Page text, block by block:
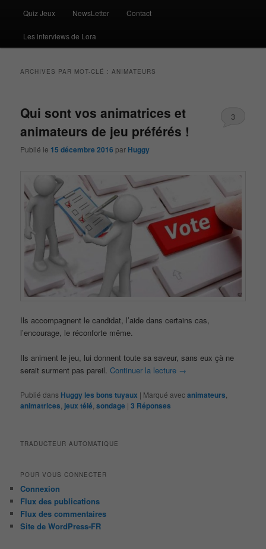
Quiz Jeux NewsLetter Contact
Les interviews de Lora
ARCHIVES PAR MOT-CLÉ :ANIMATEURS
Qui sont vos animatrices et
animateurs de jeu préférés !
Publié le 15 décembre 2016 par Huggy
3
Ils accompagnent le candidat, l’aide dans certains cas,
l’encourage, le réconforte même.
Ils animent le jeu, lui donnent toute sa saveur, sans eux çà ne
serait surment pas pareil.Continuer la lecture →
Publié dans Huggy les bons tuyaux | Marqué avecanimateurs
animatrices jeux télé ,sondage |3 Réponses
TRADUCTEUR AUTOMATIQUE
POUR VOUS CONNECTER
Connexion
Flux des publications
Flux des commentaires
Site de WordPress-FR